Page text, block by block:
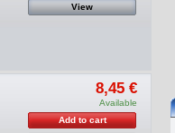
View
8,45 €
Available
Add to cart